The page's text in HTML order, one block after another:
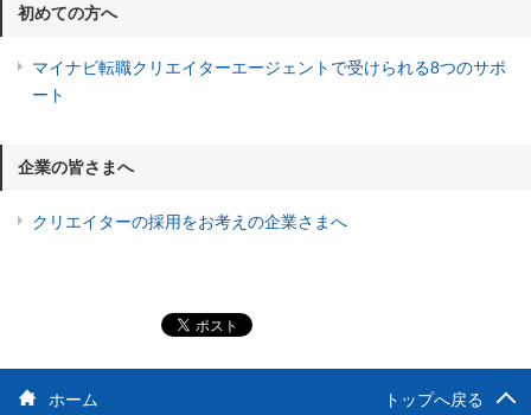
初めての方へ
マイナビ転職クリエイターエージェントで受けられる8つのサポ
ート
企業の皆さまへ
クリエイターの採用をお考えの企業さまへ
ホーム トップへ戻る